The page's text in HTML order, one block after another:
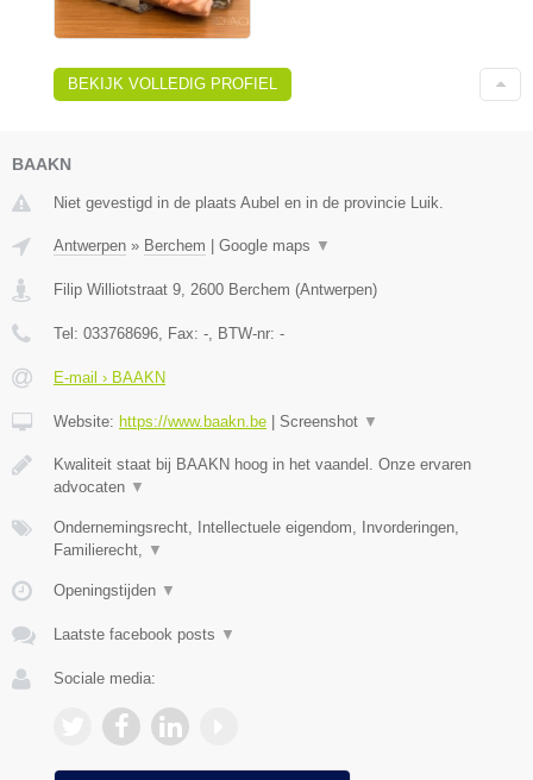
BEKIJK VOLLEDIG PROFIEL
BAAKN
Niet gevestigd in de plaats Aubel en in de provincie Luik.
Antwerpen » Berchem Google maps ▼
Filip Williotstraat 9 2600 Berchem (Antwerpen)
Tel: 033768696 , Fax: - , BTW-nr: -
E-mail › BAAKN
Website: https://www.baakn.be Screenshot ▼
Kwaliteit staat bij BAAKN hoog in het vaandel. Onze ervaren
advocaten ▼
Ondernemingsrecht, Intellectuele eigendom, Invorderingen,
Familierecht,
▼
Openingstijden ▼
Laatste facebook posts ▼
Sociale media: